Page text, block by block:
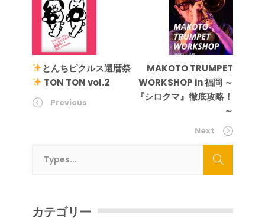
とんちピクルス還暦祭
TON TON vol.2
Previous
MAKOTO TRUMPET
WORKSHOP in 福岡 ～
『シロクマ』徹底攻略！
～
Next
カテゴリー